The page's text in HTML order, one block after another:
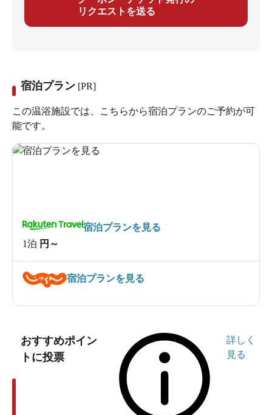
リクエストを送る
宿泊プラン [PR]
この温浴施設では、こちらから宿泊プランのご予約が可
能です。
1泊 円～
宿泊プランを見る
宿泊プランを見る
おすすめポイン
トに投票
詳しく
見る